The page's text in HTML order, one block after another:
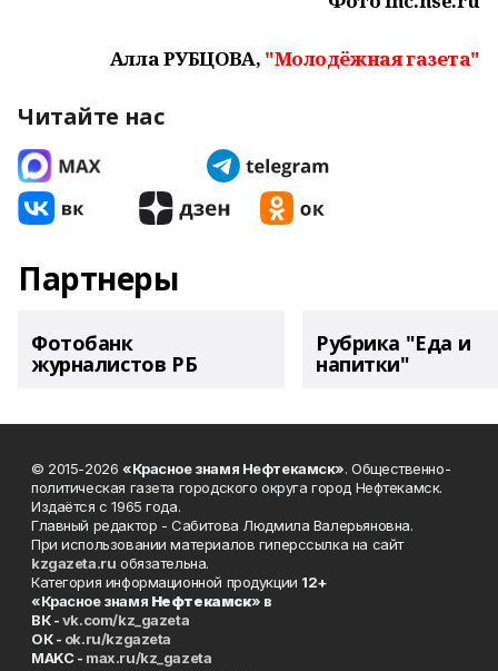
Алла РУБЦОВА, "Молодёжная газета"
Читайте нас
Партнеры
Фотобанк
журналистов РБ
Рубрика "Еда и
напитки"
© 2015-2026 «Красное знамя Нефтекамск». Общественно-
политическая газета городского округа город Нефтекамск.
Издаётся с 1965 года.
Главный редактор - Сабитова Людмила Валерьяновна.
При использовании материалов гиперссылка на сайт
kzgazeta.ru обязательна.
Категория информационной продукции 12+
«Красное знамя Нефтекамск» в
ВК -vk.com/kz_gazeta
ОК - ok.ru/kzgazeta
MAKC - max.ru/kz_gazeta